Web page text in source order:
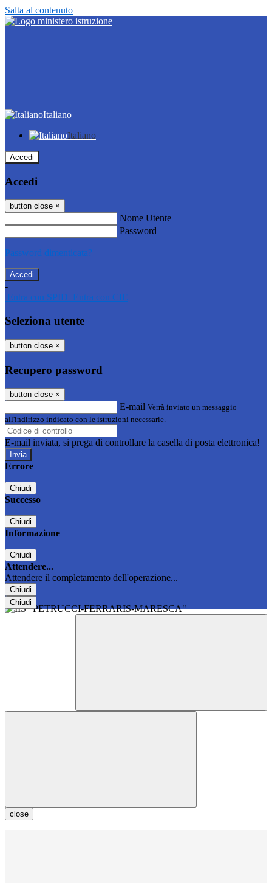
Salta al contenuto
Italiano
Italiano
Accedi
Accedi
button close ×
Nome Utente
Password
Password dimenticata?
-
Entra con SPID Entra con CIE
Seleziona utente
button close ×
Recupero password
button close ×
E-mail Verrà inviato un messaggio
all'indirizzo indicato con le istruzioni necessarie.
E-mail inviata, si prega di controllare la casella di posta elettronica!
Errore
Chiudi
Successo
Chiudi
Informazione
Chiudi
Attendere...
Attendere il completamento dell'operazione...
Chiudi
Chiudi
close